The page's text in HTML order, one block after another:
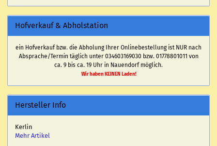
Hofverkauf & Abholstation
ein Hofverkauf bzw. die Abholung Ihrer Onlinebestellung ist NUR nach
Absprache/Termin täglich unter 034603169030 bzw. 01778801011 von
ca. 9 bis ca. 19 Uhr in Nauendorf möglich.
Wir haben KEINEN Laden!
Hersteller Info
Kerlin
Mehr Artikel